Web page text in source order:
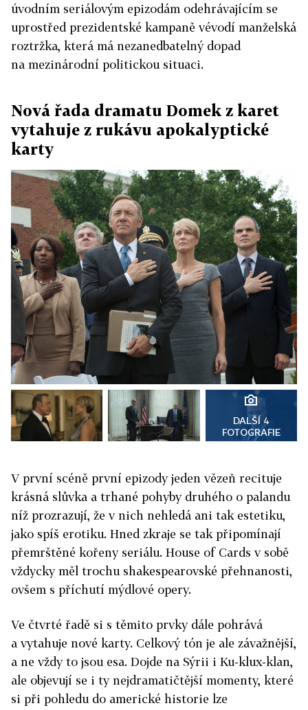
úvodním seriálovým epizodám odehrávajícím se
uprostřed prezidentské kampaně vévodí manželská
roztržka, která má nezanedbatelný dopad
na mezinárodní politickou situaci.
Nová řada dramatu Domek z karet
vytahuje z rukávu apokalyptické
karty
DALŠÍ 4
FOTOGRAFIE
V první scéně první epizody jeden vězeň recituje
krásná slůvka a trhané pohyby druhého o palandu
níž prozrazují, že v nich nehledá ani tak estetiku,
jako spíš erotiku. Hned zkraje se tak připomínají
přemrštěné kořeny seriálu. House of Cards v sobě
vždycky měl trochu shakespearovské přehnanosti,
ovšem s příchutí mýdlové opery.
Ve čtvrté řadě si s těmito prvky dále pohrává
a vytahuje nové karty. Celkový tón je ale závažnější,
a ne vždy to jsou esa. Dojde na Sýrii i Ku-klux-klan,
ale objevují se i ty nejdramatičtější momenty, které
si při pohledu do americké historie lze